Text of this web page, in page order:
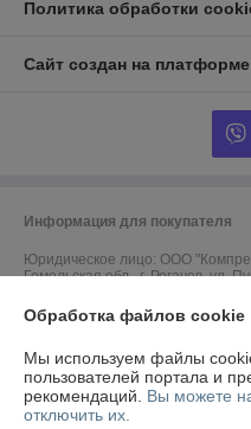
Политика обработки
Сайт создан на
Информация для покупателя
Юридическое лицо: ООО
Гомельская обл., г. Рогачев, ул.
Регистрационный номер ЕГР:
УНП: 490825641
Дата регистрации компании:
Обработка файлов cookie
Мы используем файлы
пользователей портала и
рекомендаций. Вы можете
отключить их.